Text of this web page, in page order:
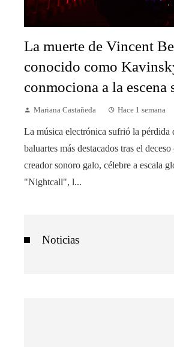
La muerte de Vincent
conocido como
conmociona a la escena
Mariana Castañeda Hace 1 semana
La música electrónica sufrió la pérdida
baluartes más destacados tras el
creador sonoro galo, célebre a escala
"Nightcall", l...
Noticias